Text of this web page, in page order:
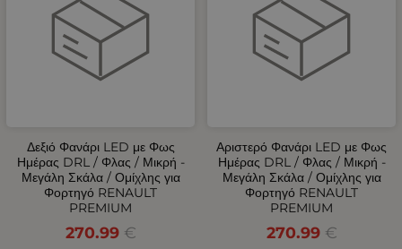
Δεξιό Φανάρι LED με Φως
Ημέρας DRL / Φλας / Μικρή -
Μεγάλη Σκάλα / Ομίχλης για
Φορτηγό RENAULT
PREMIUM
270.99 €
Αριστερό Φανάρι LED με Φως
Ημέρας DRL / Φλας / Μικρή -
Μεγάλη Σκάλα / Ομίχλης για
Φορτηγό RENAULT
PREMIUM
270.99 €